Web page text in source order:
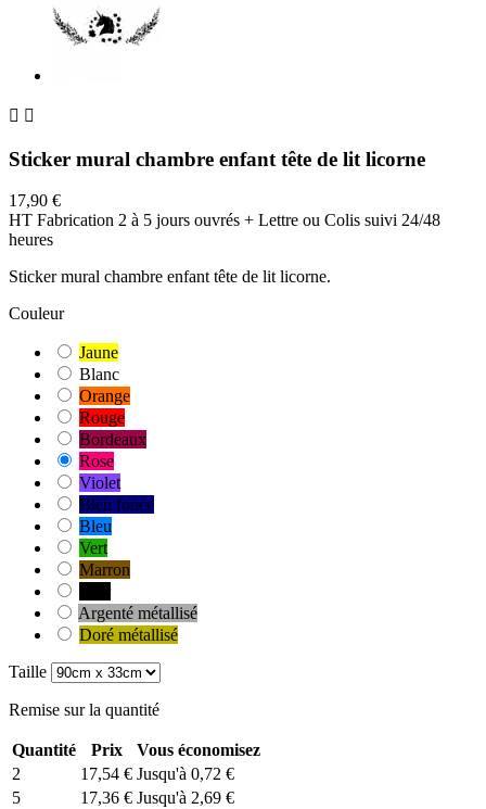
 
Sticker mural chambre enfant tête de lit licorne
17,90 €
HT Fabrication 2 à 5 jours ouvrés + Lettre ou Colis suivi 24/48
heures
Sticker mural chambre enfant tête de lit licorne.
Couleur
Jaune
Blanc
Orange
Rouge
Bordeaux
Rose
Violet
Bleu foncé
Bleu
Vert
Marron
Argenté métallisé
Doré métallisé
Taille
Remise sur la quantité
Quantité Prix
Vous économisez
2
17,54 € Jusqu'à 0,72 €
5
17,36 € Jusqu'à 2,69 €